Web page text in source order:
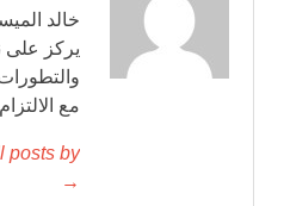
خالد
يركز على
مع
→